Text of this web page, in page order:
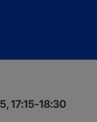
17:15-18:30